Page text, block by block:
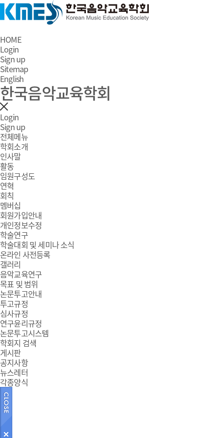
HOME
Login
Sign up
Sitemap
English
한국음악교육학회
Login
Sign up
전체메뉴
학회소개
인사말
활동
임원구성도
연혁
회칙
멤버십
회원가입안내
개인정보수정
학술연구
학술대회 및 세미나 소식
온라인 사전등록
갤러리
음악교육연구
목표 및 범위
논문투고안내
투고규정
심사규정
연구윤리규정
논문투고시스템
학회지 검색
게시판
공지사항
뉴스레터
각종양식